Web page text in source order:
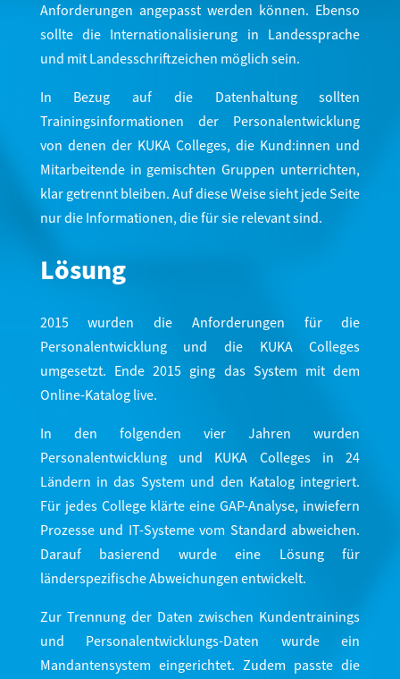
Anforderungen angepasst werden können. Ebenso
sollte die Internationalisierung in Landessprache
und mit Landesschriftzeichen möglich sein.
In Bezug auf die Datenhaltung sollten
Trainingsinformationen der Personalentwicklung
von denen der KUKA Colleges, die Kund:innen und
Mitarbeitende in gemischten Gruppen unterrichten,
klar getrennt bleiben. Auf diese Weise sieht jede Seite
nur die Informationen, die für sie relevant sind.
Lösung
2015 wurden die Anforderungen für die
Personalentwicklung und die KUKA Colleges
umgesetzt. Ende 2015 ging das System mit dem
Online-Katalog live.
In den folgenden vier Jahren wurden
Personalentwicklung und KUKA Colleges in 24
Ländern in das System und den Katalog integriert.
Für jedes College klärte eine GAP-Analyse, inwiefern
Prozesse und IT-Systeme vom Standard abweichen.
Darauf basierend wurde eine Lösung für
länderspezifische Abweichungen entwickelt.
Zur Trennung der Daten zwischen Kundentrainings
und Personalentwicklungs-Daten wurde ein
Mandantensystem eingerichtet. Zudem passte die